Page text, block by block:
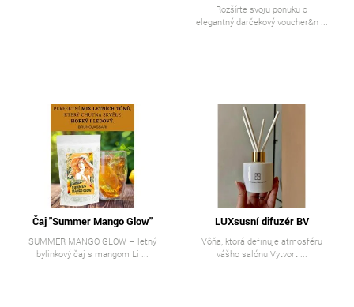
Rozšírte svoju ponuku o
elegantný darčekový voucher&n ...
Čaj "Summer Mango Glow"
SUMMER MANGO GLOW – letný
bylinkový čaj s mangom Li ...
LUXsusní difuzér BV
Vôňa, ktorá definuje atmosféru
vášho salónu Vytvort ...